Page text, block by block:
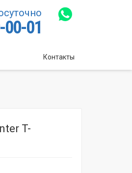
00-01
Контакты
T-